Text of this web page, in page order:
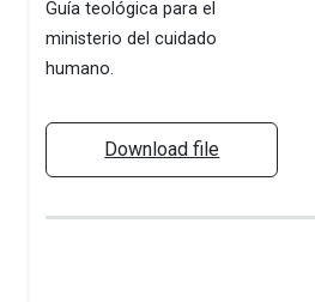
Guía teológica para el
ministerio del cuidado
humano.
Download file